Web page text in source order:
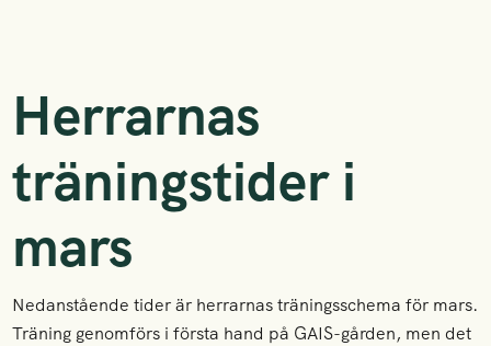
Herrarnas
träningstider i
mars
Nedanstående tider är herrarnas träningsschema för mars.
Träning genomförs i första hand på GAIS-gården, men det